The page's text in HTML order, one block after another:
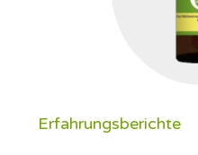
Erfahrungsberichte